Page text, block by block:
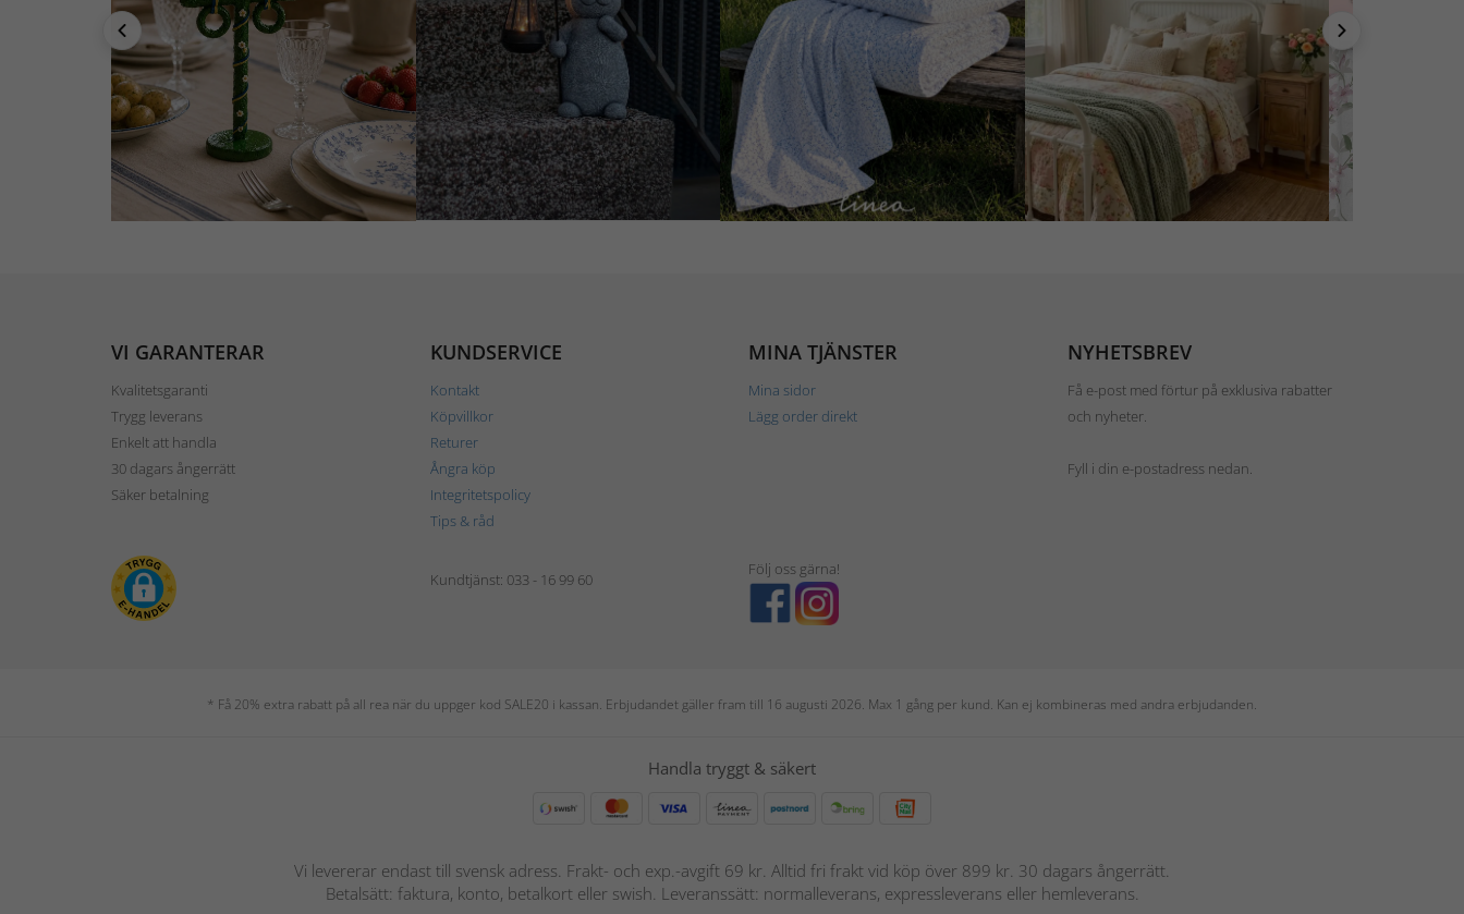
VI GARANTERAR
Kvalitetsgaranti
Trygg leverans
Enkelt att handla
30 dagars ångerrätt
Säker betalning
KUNDSERVICE
Kontakt
Köpvillkor
Returer
Ångra köp
Integritetspolicy
Tips & råd
MINA TJÄNSTER
Mina sidor
Lägg order direkt
NYHETSBREV
Få e-post med förtur på exklusiva rabatter
och nyheter.
Fyll i din e-postadress nedan.
Kundtjänst: 033 - 16 99 60
Följ oss gärna!
* Få 20% extra rabatt på all rea när du uppger kod SALE20 i kassan. Erbjudandet gäller fram till 16 augusti 2026. Max 1 gång per kund. Kan ej kombineras med andra erbjudanden.
Handla tryggt & säkert
Vi levererar endast till svensk adress. Frakt- och exp.-avgift 69 kr. Alltid fri frakt vid köp över 899 kr. 30 dagars ångerrätt.
Betalsätt: faktura, konto, betalkort eller swish. Leveranssätt: normalleverans, expressleverans eller hemleverans.